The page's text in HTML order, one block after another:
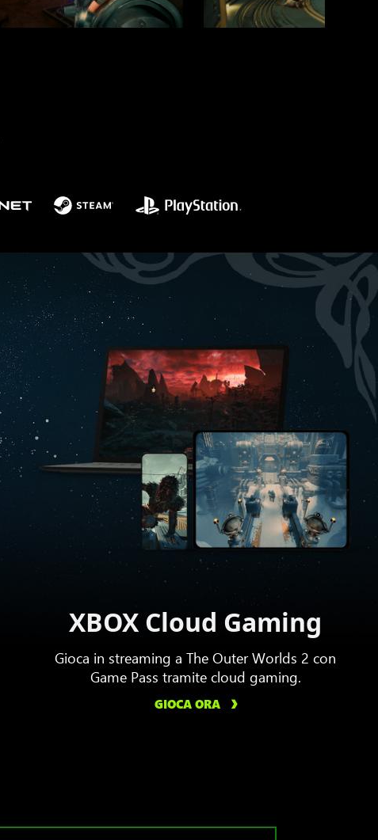
XBOX Cloud Gaming
Gioca in streaming a The Outer Worlds 2 con
Game Pass tramite cloud gaming.
GIOCA ORA